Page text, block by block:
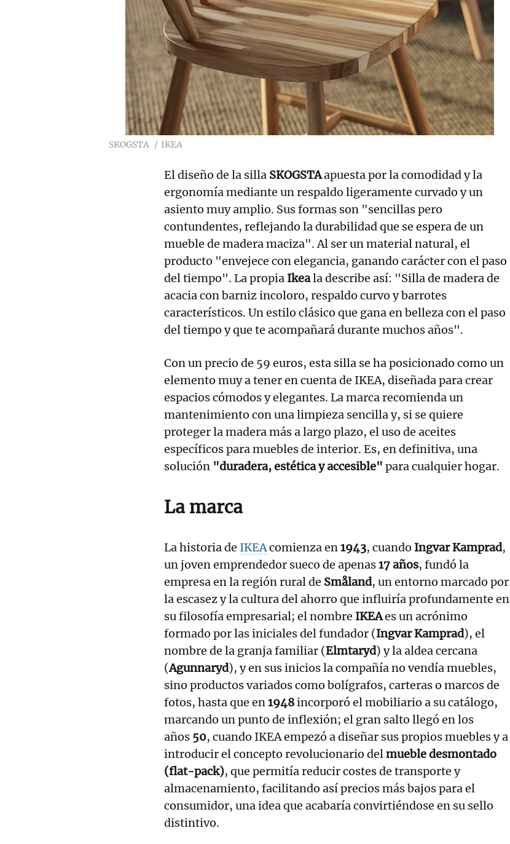
SKOGSTA IKEA
El diseño de la silla SKOGSTAapuesta por la comodidad y la
ergonomía mediante un respaldo ligeramente curvado y un
asiento muy amplio. Sus formas son "sencillas pero
contundentes, reflejando la durabilidad que se espera de un
mueble de madera maciza". Al ser un material natural, el
producto "envejece con elegancia, ganando carácter con el paso
del tiempo". La propia Ikeala describe así: "Silla de madera de
acacia con barniz incoloro, respaldo curvo y barrotes
característicos. Un estilo clásico que gana en belleza con el paso
del tiempo y que te acompañará durante muchos años".
Con un precio de 59 euros, esta silla se ha posicionado como un
elemento muy a tener en cuenta de IKEA, diseñada para crear
espacios cómodos y elegantes. La marca recomienda un
mantenimiento con una limpieza sencilla y, si se quiere
proteger la madera más a largo plazo, el uso de aceites
específicos para muebles de interior. Es, en definitiva, una
solución "duradera, estética y accesible" para cualquier hogar.
La marca
La historia de IKEAcomienza en1943, cuando Ingvar Kamprad,
un joven emprendedor sueco de apenas17 años, fundó la
empresa en la región rural de Småland, un entorno marcado por
la escasez y la cultura del ahorro que influiría profundamente en
su filosofía empresarial; el nombre IKEAes un acrónimo
formado por las iniciales del fundador (Ingvar Kamprad), el
nombre de la granja familiar (Elmtaryd) y la aldea cercana
(Agunnaryd), y en sus inicios la compañía no vendía muebles,
sino productos variados como bolígrafos, carteras o marcos de
fotos, hasta que en1948incorporó el mobiliario a su catálogo,
marcando un punto de inflexión; el gran salto llegó en los
años 50, cuando IKEA empezó a diseñar sus propios muebles y a
introducir el concepto revolucionario delmueble desmontado
(flat-pack), que permitía reducir costes de transporte y
almacenamiento, facilitando así precios más bajos para el
consumidor, una idea que acabaría convirtiéndose en su sello
distintivo.